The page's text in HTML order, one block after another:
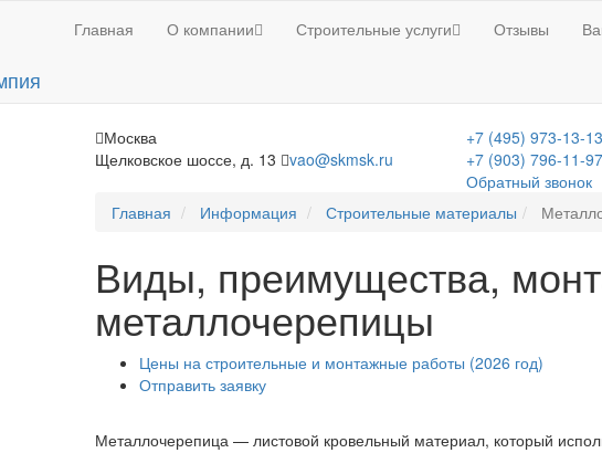
Главная О компании Строительные услуги Отзывы
Москва
Щелковское шоссе, д. 13
vao@skmsk.ru
+7 (495) 973-13-13
+7 (903) 796-11-97
Обратный звонок
Главная Информация Строительные материалы
Виды, преимущества,
металлочерепицы
Цены на строительные и монтажные работы (2026 год)
Отправить заявку
Металлочерепица — листовой кровельный материал, который